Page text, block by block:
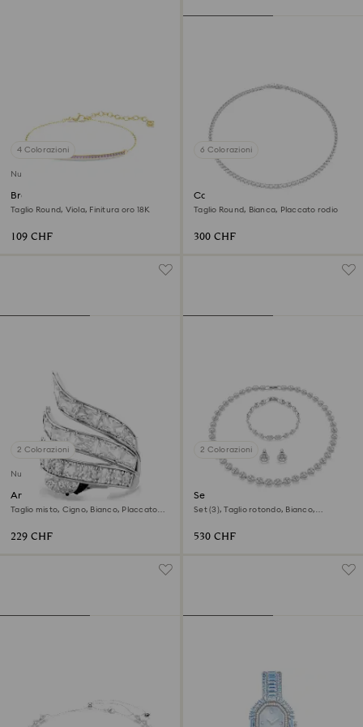
4 Colorazioni
Nuovo
Braccialetto Only
Taglio Round, Viola, Finitura oro 18K
109 CHF
6 Colorazioni
Collana Matrix Tennis
Taglio Round, Bianca, Placcato rodio
300 CHF
2 Colorazioni
Nuovo
Anello cocktail Vienna
Taglio misto, Cigno, Bianco, Placcato
229 CHF
2 Colorazioni
Set Una Angelic
Set (3), Taglio rotondo, Bianco,
530 CHF